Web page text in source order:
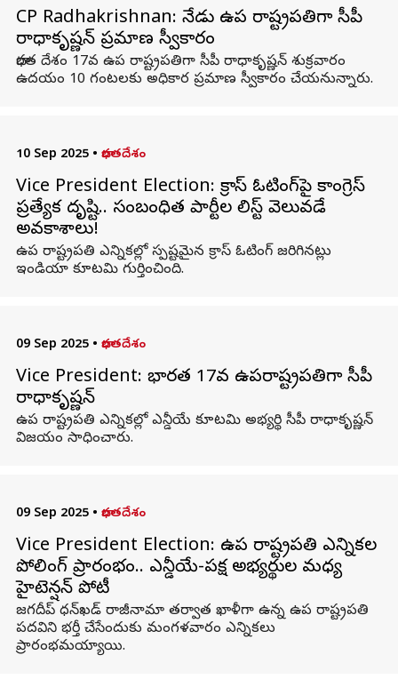
CP Radhakrishnan: నేడు ఉప రాష్ట్రపతిగా సీపీ
రాధాకృష్ణన్‌ ప్రమాణ స్వీకారం
భారత దేశం 17వ ఉప రాష్ట్రపతిగా సీపీ రాధాకృష్ణన్‌ శుక్రవారం
ఉదయం 10 గంటలకు అధికార ప్రమాణ స్వీకారం చేయనున్నారు.
10 Sep 2025 • భారతదేశం
Vice President Election: క్రాస్ ఓటింగ్‌పై కాంగ్రెస్
ప్రత్యేక దృష్టి.. సంబంధిత పార్టీల లిస్ట్ వెలువడే
అవకాశాలు!
ఉప రాష్ట్రపతి ఎన్నికల్లో స్పష్టమైన క్రాస్ ఓటింగ్ జరిగినట్లు
ఇండియా కూటమి గుర్తించింది.
09 Sep 2025 • భారతదేశం
Vice President: భారత 17వ ఉపరాష్ట్రపతిగా సీపీ
రాధాకృష్ణన్‌
ఉప రాష్ట్రపతి ఎన్నికల్లో ఎన్డీయే కూటమి అభ్యర్థి సీపీ రాధాకృష్ణన్
విజయం సాధించారు.
09 Sep 2025 • భారతదేశం
Vice President Election: ఉప రాష్ట్రపతి ఎన్నికల
పోలింగ్‌ ప్రారంభం.. ఎన్డీయే-విపక్ష అభ్యర్థుల మధ్య
హైటెన్షన్ పోటీ
జగదీప్‌ ధన్‌ఖడ్‌ రాజీనామా తర్వాత ఖాళీగా ఉన్న ఉప రాష్ట్రపతి
పదవిని భర్తీ చేసేందుకు మంగళవారం ఎన్నికలు
ప్రారంభమయ్యాయి.